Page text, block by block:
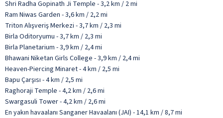
Shri Radha Gopinath Ji Temple - 3,2 km / 2 mi
Ram Niwas Garden - 3,6 km / 2,2 mi
Triton Alışveriş Merkezi - 3,7 km / 2,3 mi
Birla Oditoryumu - 3,7 km / 2,3 mi
Birla Planetarium - 3,9 km / 2,4 mi
Bhawani Niketan Girls College - 3,9 km / 2,4 mi
Heaven-Piercing Minaret - 4 km / 2,5 mi
Bapu Çarşısı - 4 km / 2,5 mi
Raghoraji Temple - 4,2 km / 2,6 mi
Swargasuli Tower - 4,2 km / 2,6 mi
En yakın havaalanı Sanganer Havaalanı (JAI) - 14,1 km / 8,7 mi